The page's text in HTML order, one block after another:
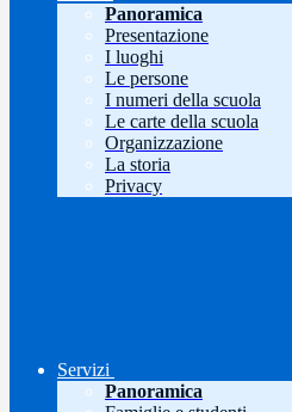
Panoramica
Presentazione
I luoghi
Le persone
I numeri della scuola
Le carte della scuola
Organizzazione
La storia
Privacy
Servizi
Panoramica